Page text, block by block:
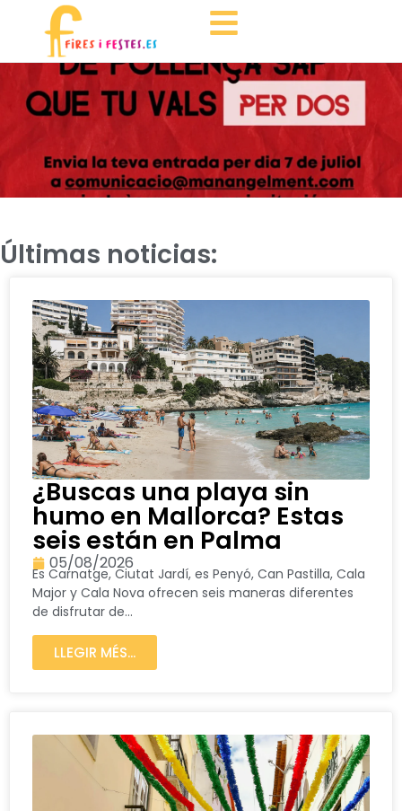
Últimas noticias:
¿Buscas una playa sin
humo en Mallorca? Estas
seis están en Palma
05/08/2026
Es Carnatge, Ciutat Jardí, es Penyó, Can Pastilla, Cala
Major y Cala Nova ofrecen seis maneras diferentes
de disfrutar de...
LLEGIR MÉS...